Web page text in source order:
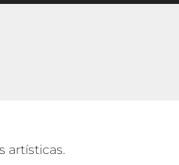
artísticas.